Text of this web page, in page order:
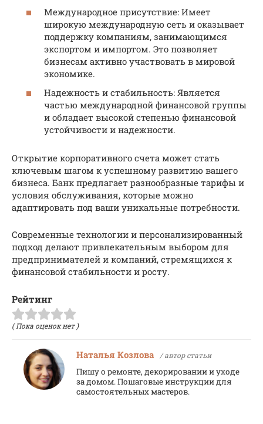
Международное присутствие: Имеет
широкую международную сеть и оказывает
поддержку компаниям, занимающимся
экспортом и импортом. Это позволяет
бизнесам активно участвовать в мировой
экономике.
Надежность и стабильность: Является
частью международной финансовой группы
и обладает высокой степенью финансовой
устойчивости и надежности.
Открытие корпоративного счета может стать
ключевым шагом к успешному развитию вашего
бизнеса. Банк предлагает разнообразные тарифы и
условия обслуживания, которые можно
адаптировать под ваши уникальные потребности.
Современные технологии и персонализированный
подход делают привлекательным выбором для
предпринимателей и компаний, стремящихся к
финансовой стабильности и росту.
Рейтинг
( Пока оценок нет )
Наталья Козлова / автор статьи
Пишу о ремонте, декорировании и уходе
за домом. Пошаговые инструкции для
самостоятельных мастеров.